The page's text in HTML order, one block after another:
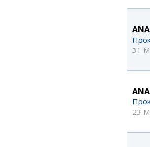
31
23